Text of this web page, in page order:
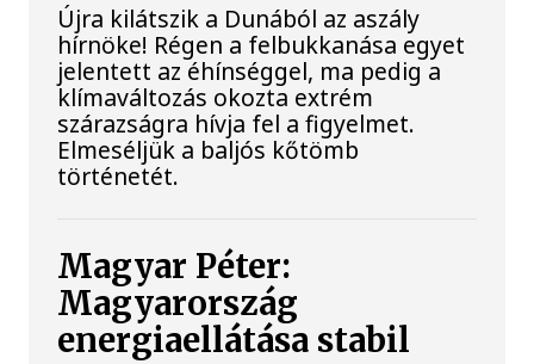
Újra kilátszik a Dunából az aszály
hírnöke! Régen a felbukkanása egyet
jelentett az éhínséggel, ma pedig a
klímaváltozás okozta extrém
szárazságra hívja fel a figyelmet.
Elmeséljük a baljós kőtömb
történetét.
Magyar Péter:
Magyarország
energiaellátása stabil